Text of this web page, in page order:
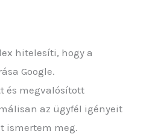
hitelesíti, hogy a
Google.
és megvalósított
az ügyfél igényeit
ismertem meg.